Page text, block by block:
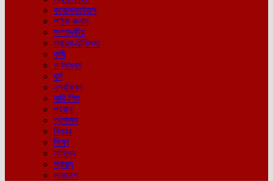
করোনাভাইরাস
পাঠক কলাম
সম্পাদকীয়
স্বাস্থ্য-চিকিৎসা
কৃষি
গণমাধ্যম
ধর্ম
নগরজিবন
নারি-শিশু
প্রবাস
প্রশাসন
ফিচার
শিক্ষা
সাহিত্য
স্বাস্থ্য
সারাদেশ